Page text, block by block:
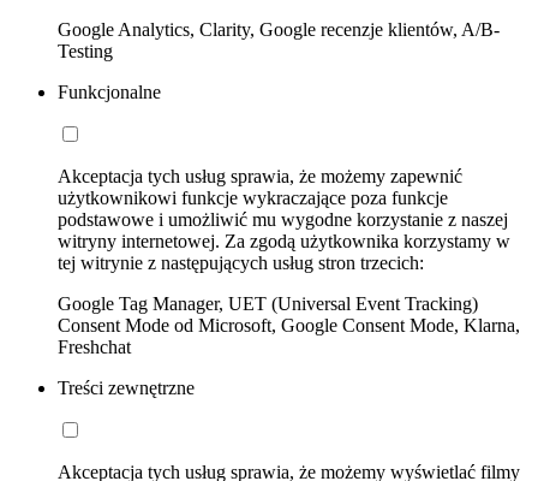
Google Analytics, Clarity, Google recenzje klientów, A/B-
Testing
Funkcjonalne
Akceptacja tych usług sprawia, że możemy zapewnić
użytkownikowi funkcje wykraczające poza funkcje
podstawowe i umożliwić mu wygodne korzystanie z naszej
witryny internetowej. Za zgodą użytkownika korzystamy w
tej witrynie z następujących usług stron trzecich:
Google Tag Manager, UET (Universal Event Tracking)
Consent Mode od Microsoft, Google Consent Mode, Klarna,
Freshchat
Treści zewnętrzne
Akceptacja tych usług sprawia, że możemy wyświetlać filmy